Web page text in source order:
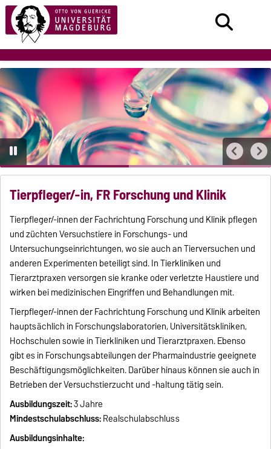
Tierpfleger/-in, FR Forschung und Klinik
Tierpfleger/-innen der Fachrichtung Forschung und Klinik pflegen
und züchten Versuchstiere in Forschungs- und
Untersuchungseinrichtungen, wo sie auch an Tierversuchen und
anderen Experimenten beteiligt sind. In Tierkliniken und
Tierarztpraxen versorgen sie kranke oder verletzte Haustiere und
wirken bei medizinischen Eingriffen und Behandlungen mit.
Tierpfleger/-innen der Fachrichtung Forschung und Klinik arbeiten
hauptsächlich in Forschungslaboratorien, Universitätskliniken,
Hochschulen sowie in Tierkliniken und Tierarztpraxen. Ebenso
gibt es in Forschungsabteilungen der Pharmaindustrie geeignete
Beschäftigungsmöglichkeiten. Darüber hinaus können sie auch in
Betrieben der Versuchstierzucht und -haltung tätig sein.
Ausbildungszeit:3 Jahre
Mindestschulabschluss:Realschulabschluss
Ausbildungsinhalte: